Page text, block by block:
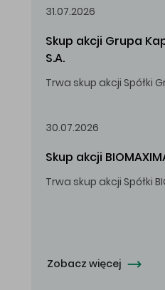
31.07.2026
Skup akcji Grupa
S.A.
Trwa skup akcji Spółki
30.07.2026
Skup akcji
Zobacz więcej